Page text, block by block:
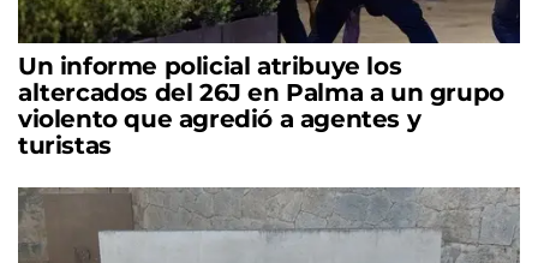
Un informe policial atribuye los
altercados del 26J en Palma a un grupo
violento que agredió a agentes y
turistas